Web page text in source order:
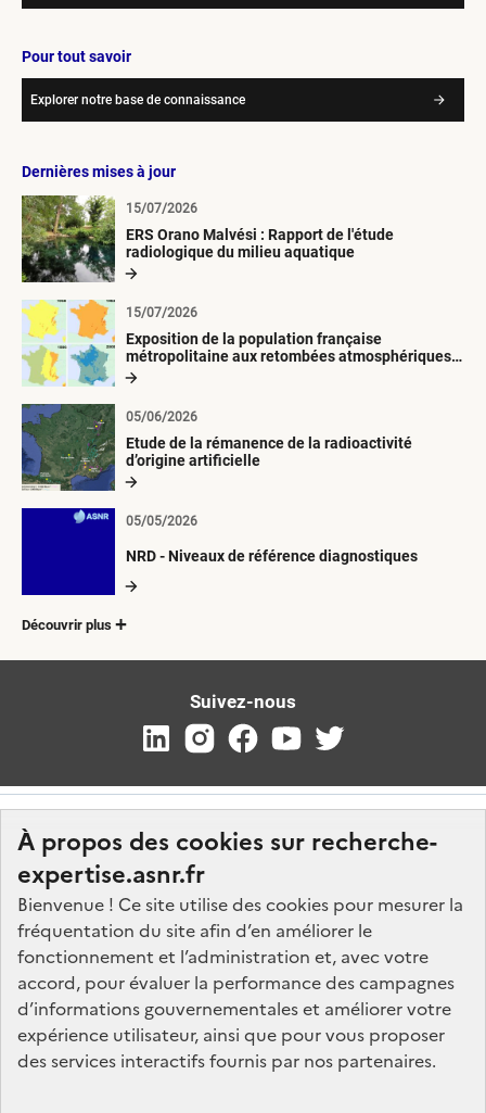
À propos des cookies sur recherche-
expertise.asnr.fr
Bienvenue ! Ce site utilise des cookies pour mesurer la
fréquentation du site afin d’en améliorer le
fonctionnement et l’administration et, avec votre
accord, pour évaluer la performance des campagnes
d’informations gouvernementales et améliorer votre
expérience utilisateur, ainsi que pour vous proposer
des services interactifs fournis par nos partenaires.
Pour tout savoir
Explorer notre base de connaissance
Dernières mises à jour
ERS Orano Malvési : Rapport de l'étude
radiologique du milieu aquatique
15/07/2026
Exposition de la population française
métropolitaine aux retombées atmosphériques
radioactives depuis 1945
15/07/2026
Etude de la rémanence de la radioactivité
d’origine artificielle
05/06/2026
NRD - Niveaux de référence diagnostiques
05/05/2026
Découvrir plus
Suivez-nous
Nos marchés
Nos offres d'emploi
FAQ
Glossaire